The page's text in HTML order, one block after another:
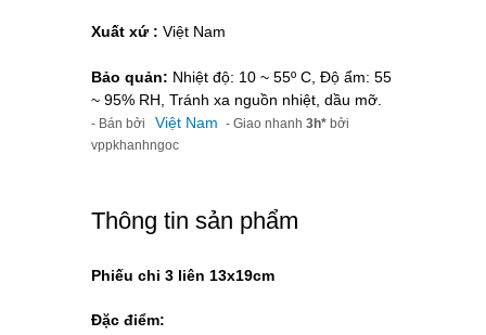
Xuất xứ : Việt Nam
Bảo quản: Nhiệt độ: 10 ~ 55º C, Độ ẩm: 55
~ 95% RH, Tránh xa nguồn nhiệt, dầu mỡ.
- Bán bởi Việt Nam - Giao nhanh 3h* bởi
vppkhanhngoc
Thông tin sản phẩm
Phiếu chi 3 liên 13x19cm
Đặc điểm: